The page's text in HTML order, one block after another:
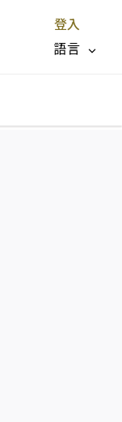
登入
語言